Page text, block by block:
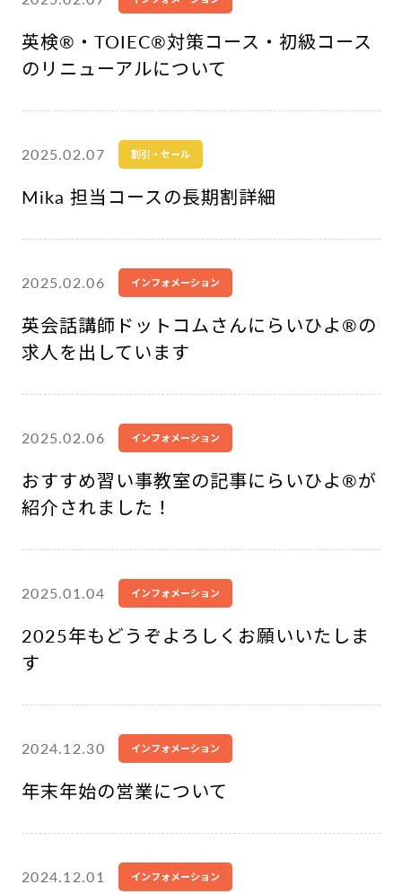
英検®︎・TOIEC®︎対策コース・初級コース
のリニューアルについて
2025.02.07 割引・セール
Mika 担当コースの長期割詳細
2025.02.06 インフォメーション
英会話講師ドットコムさんにらいひよ®︎の
求人を出しています
2025.02.06 インフォメーション
おすすめ習い事教室の記事にらいひよ®︎が
紹介されました！
2025.01.04 インフォメーション
2025年もどうぞよろしくお願いいたしま
す
2024.12.30 インフォメーション
年末年始の営業について
2024.12.01 インフォメーション